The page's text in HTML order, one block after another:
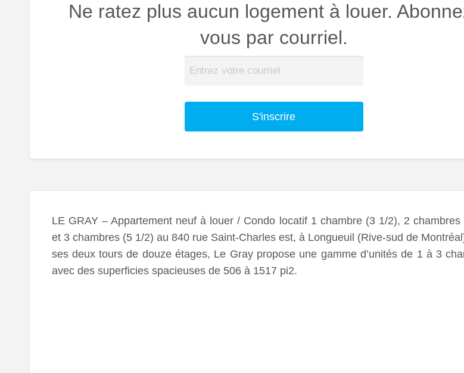
Ne ratez plus aucun logement à louer.
vous par courriel.
S'inscrire
LE GRAY – Appartement neuf à louer / Condo locatif 1 chambre (3 1/2), 2 chambres
et 3 chambres (5 1/2) au 840 rue Saint-Charles est, à Longueuil (Rive-sud de
ses deux tours de douze étages, Le Gray propose une gamme d’unités de 1 à 3
avec des superficies spacieuses de 506 à 1517 pi2.